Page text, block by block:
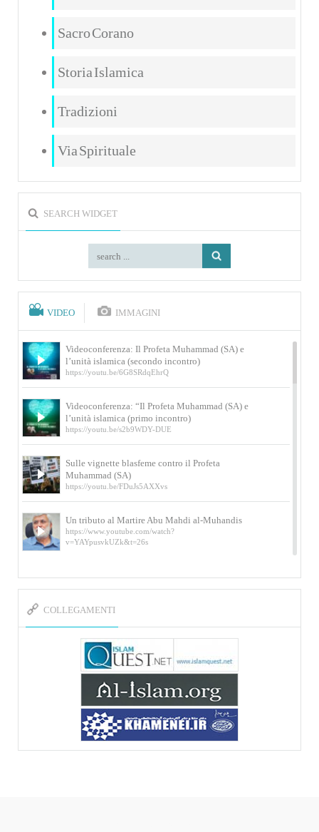
Sacro Corano
Storia Islamica
Tradizioni
Via Spirituale
SEARCH WIDGET
VIDEO IMMAGINI
Videoconferenza: Il Profeta Muhammad (SA) e
l’unità islamica (secondo incontro)
https://youtu.be/6G8SRdqEhrQ
Videoconferenza: “Il Profeta Muhammad (SA) e
l’unità islamica (primo incontro)
https://youtu.be/s2b9WDY-DUE
Sulle vignette blasfeme contro il Profeta
Muhammad (SA)
https://youtu.be/FDuJs5AXXvs
Un tributo al Martire Abu Mahdi al-Muhandis
https://www.youtube.com/watch?
v=YAYpusvkUZk&t=26s
L’Abluzione rituale (wudu) secondo l’Imam Alì
e l’Imam Khomeini
della figlia di un martire
https://www.youtube.com/watch?
v=-5nPSxbf9l0&t=103s
Sheykh Abbas Di Palma sui martiri Qassem
Soleimani e Abu Mahdi Al-Muhandis
https://youtu.be/Y6SIP2PIht4 Video del discorso tenuto
dallo Sheykh Abbas Di Palma in ...
COLLEGAMENTI